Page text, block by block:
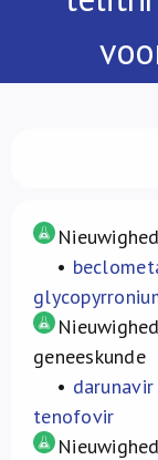
•
geneeskunde
•
tenofovir